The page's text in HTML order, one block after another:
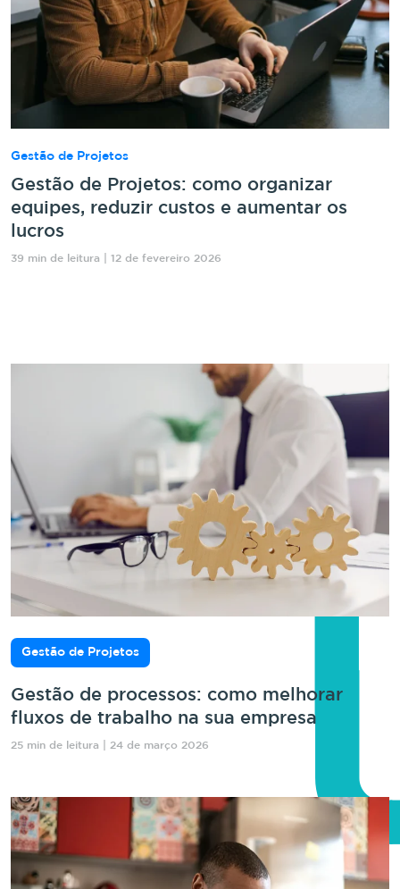
Gestão de Projetos
Gestão de Projetos: como organizar
equipes, reduzir custos e aumentar os
lucros
39 min de leitura | 12 de fevereiro 2026
Gestão de Projetos
Gestão de processos: como melhorar
fluxos de trabalho na sua empresa
25 min de leitura | 24 de março 2026